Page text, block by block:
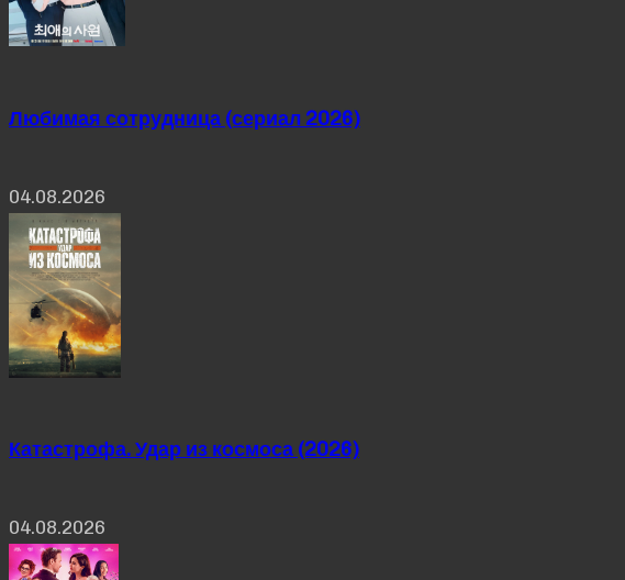
Любимая сотрудница (сериал 2026)
04.08.2026
Катастрофа. Удар из космоса (2026)
04.08.2026